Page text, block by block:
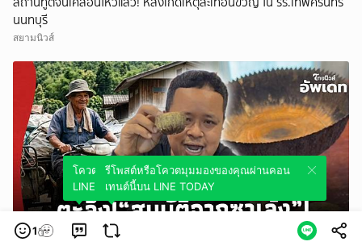
นนทบุรี
สยามนิวส์
วิดีโอ
1
โควตมุมมองของคุณผ่านคอนเทนต์นี้บน
LINE TODAY
รีโพสต์หรือโควตมุมมองของคุณผ่านคอน
เทนต์นี้บน LINE TODAY